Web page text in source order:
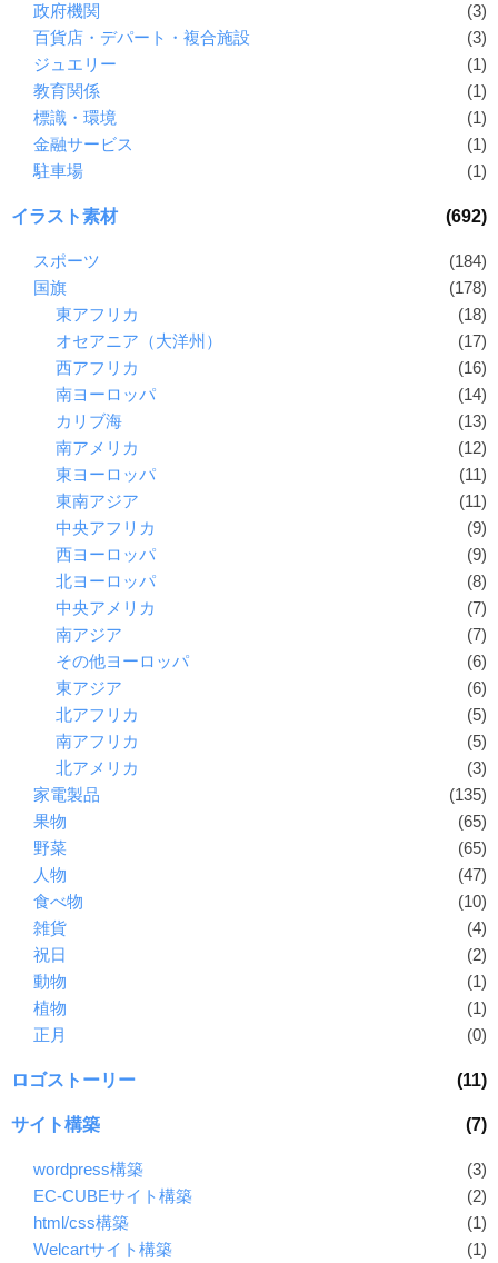
政府機関
(3)
百貨店・デパート・複合施設
(3)
ジュエリー
(1)
教育関係
(1)
標識・環境
(1)
金融サービス
(1)
駐車場
(1)
イラスト素材 (692)
スポーツ
(184)
国旗
(178)
東アフリカ
(18)
オセアニア（大洋州）
(17)
西アフリカ
(16)
南ヨーロッパ
(14)
カリブ海
(13)
南アメリカ
(12)
東ヨーロッパ
(11)
東南アジア
(11)
中央アフリカ
(9)
西ヨーロッパ
(9)
北ヨーロッパ
(8)
中央アメリカ
(7)
南アジア
(7)
その他ヨーロッパ
(6)
東アジア
(6)
北アフリカ
(5)
南アフリカ
(5)
北アメリカ
(3)
家電製品
(135)
果物
(65)
野菜
(65)
人物
(47)
食べ物
(10)
雑貨
(4)
祝日
(2)
動物
(1)
植物
(1)
正月
(0)
ロゴストーリー (11)
サイト構築 (7)
wordpress構築
(3)
EC-CUBEサイト構築
(2)
html/css構築
(1)
Welcartサイト構築
(1)